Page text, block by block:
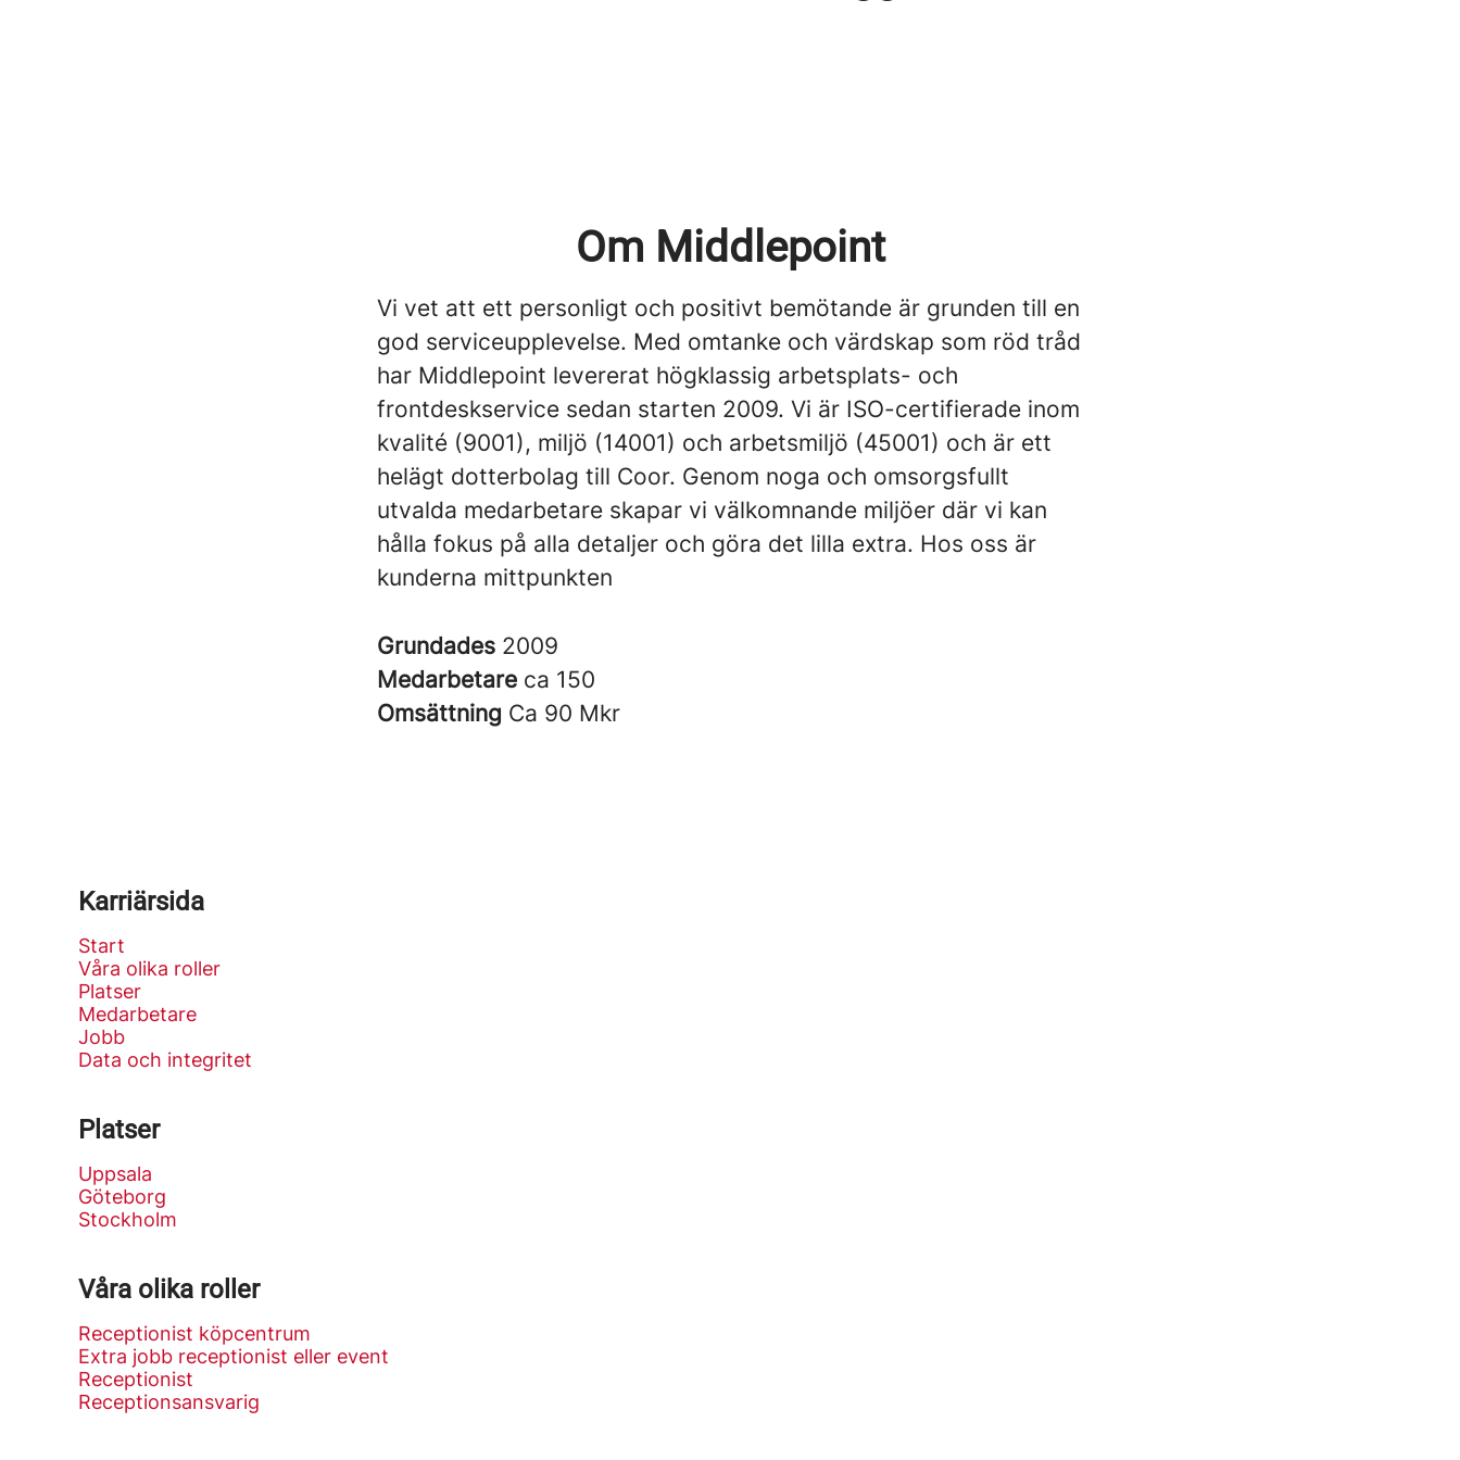
Om Middlepoint
Vi vet att ett personligt och positivt bemötande är grunden till en
god serviceupplevelse. Med omtanke och värdskap som röd tråd
har Middlepoint levererat högklassig arbetsplats- och
frontdeskservice sedan starten 2009. Vi är ISO-certifierade inom
kvalité (9001), miljö (14001) och arbetsmiljö (45001) och är ett
helägt dotterbolag till Coor. Genom noga och omsorgsfullt
utvalda medarbetare skapar vi välkomnande miljöer där vi kan
hålla fokus på alla detaljer och göra det lilla extra. Hos oss är
kunderna mittpunkten
Grundades 2009
Medarbetare ca 150
Omsättning Ca 90 Mkr
Karriärsida
Start
Våra olika roller
Platser
Medarbetare
Jobb
Data och integritet
Platser
Uppsala
Göteborg
Stockholm
Våra olika roller
Receptionist köpcentrum
Extra jobb receptionist eller event
Receptionist
Receptionsansvarig